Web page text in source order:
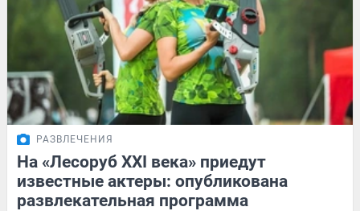
РАЗВЛЕЧЕНИЯ
На «Лесоруб XXI века» приедут
известные актеры: опубликована
развлекательная программа